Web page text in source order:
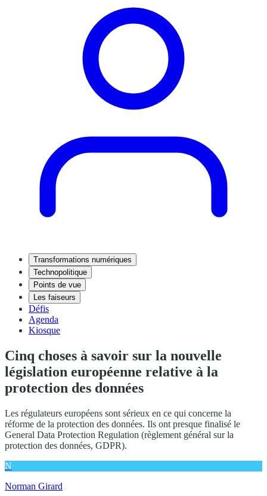
Transformations numériques
Technopolitique
Points de vue
Les faiseurs
Défis
Agenda
Kiosque
Cinq choses à savoir sur la nouvelle
législation européenne relative à la
protection des données
Les régulateurs européens sont sérieux en ce qui concerne la
réforme de la protection des données. Ils ont presque finalisé le
General Data Protection Regulation (règlement général sur la
protection des données, GDPR).
N
Norman Girard